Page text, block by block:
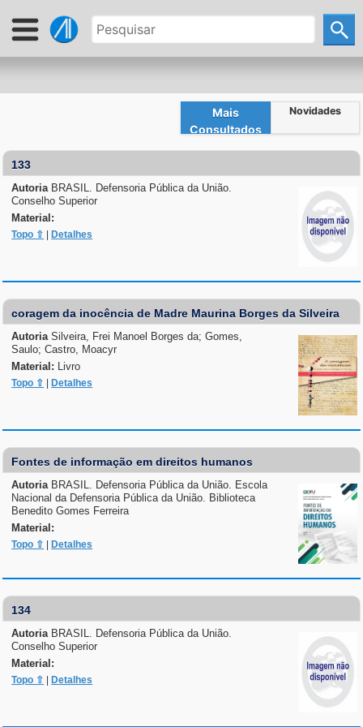
Mais
Consultados
Novidades
133
Autoria BRASIL. Defensoria Pública da União.
Conselho Superior
Material:
Topo ⇧ Detalhes
coragem da inocência de Madre Maurina Borges da Silveira
AutoriaSilveira, Frei Manoel Borges da; Gomes,
Saulo; Castro, Moacyr
Material:
Livro
Topo ⇧ Detalhes
Fontes de informação em direitos humanos
Autoria BRASIL. Defensoria Pública da União. Escola
Nacional da Defensoria Pública da União. Biblioteca
Benedito Gomes Ferreira
Material:
Topo ⇧ Detalhes
134
Autoria BRASIL. Defensoria Pública da União.
Conselho Superior
Material:
Topo ⇧ Detalhes